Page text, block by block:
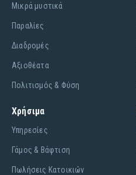
Μικρά μυστικά
Παραλίες
Διαδρομές
Αξιοθέατα
Πολιτισμός & Φύση
Χρήσιμα
Υπηρεσίες
Γάμος & Βάφτιση
Πωλήσεις Κατοικιών